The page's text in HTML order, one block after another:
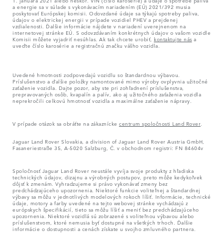
a energie sa v súlade s vykonávacím nariadením (EÚ) 2021/392 musia
poskytovať Európskej komisii. Odovzdané údaje sa týkajú spotreby paliva,
údajov o elektrickej energii v prípade vozidiel PHEV a prejdenej
vzdialenosti. Ďalšie informácie nájdete v nariadení uverejnenom na
internetovej stránke EÚ. S odovzdávaním konkrétnych údajov o vašom vozidle
Komisii môžete vyjadriť nesúhlas. Ak tak chcete urobiť, kontaktujte nás a
uveďte číslo karosérie a registračnú značku vášho vozidla.
Uvedené hmotnosti zodpovedajú vozidlu so štandardnou výbavou.
Príslušenstvo a ďalšie položky namontované mimo výroby ovplyvnia užitočné
zaťaženie vozidla. Dajte pozor, aby ste pri zohľadnení príslušenstva,
prepravovaných osôb, kvapalín a palív, ako aj užitočného zaťaženia vozidla
neprekročili celkovú hmotnosť vozidla a maximálne zaťaženie nápravy.
V prípade otázok sa obráťte na zákaznícke centrum spoločnosti Land Rover
Jaguar Land Rover Slovakia, a division of Jaguar Land Rover Austria GmbH,
Fasaneriestraße 35, A-5020 Salzburg, Č. v obchodnom registri: FN 84604v
Spoločnosť Jaguar Land Rover neustále vyvíja svoje produkty z hľadiska
technických údajov, dizajnu a výrobných postupov, preto môže kedykoľvek
dôjsť k zmenám. Vyhradzujeme si právo vykonávať zmeny bez
predchádzajúceho upozornenia. Niektoré funkcie voliteľnej a štandardnej
výbavy sa môžu v jednotlivých modelových rokoch líšiť. Informácie, technické
údaje, motory a farby uvedené na tejto webovej stránke vychádzajú z
európskych špecifikácií, tieto sa môžu líšiť a meniť bez predchádzajúceho
upozornenia. Niektoré vozidlá sú zobrazené s voliteľnou výbavou alebo
príslušenstvom, ktoré nemusia byť dostupné na všetkých trhoch. Ďalšie
informácie o dostupnosti a cenách získate u svojho zmluvného partnera.